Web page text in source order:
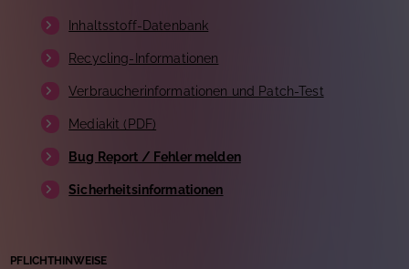
Inhaltsstoff-Datenbank
Recycling-Informationen
Verbraucherinformationen und Patch-Test
Mediakit (PDF)
Bug Report / Fehler melden
Sicherheitsinformationen
PFLICHTHINWEISE